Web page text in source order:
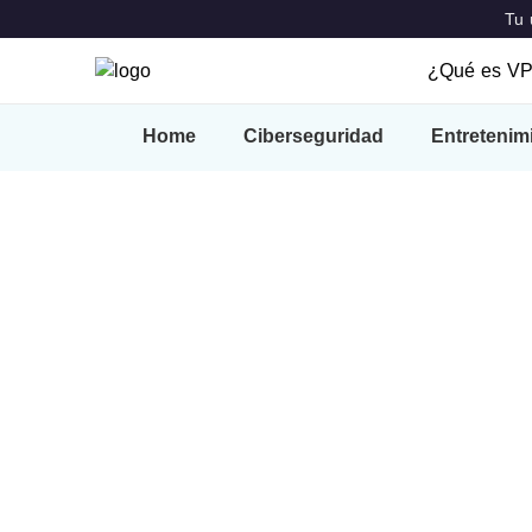
Tu
¿Qué es
¿Qué es
Home Ciberseguridad